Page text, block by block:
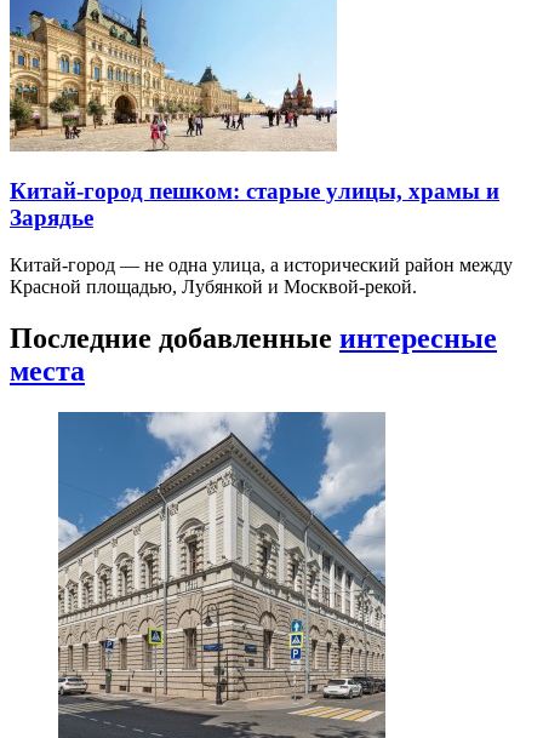
Китай-город пешком: старые улицы, храмы и
Зарядье
Китай-город — не одна улица, а исторический район между
Красной площадью, Лубянкой и Москвой-рекой.
Последние добавленные интересные
места